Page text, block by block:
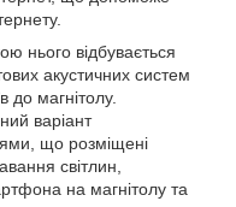
нього відбувається
акустичних систем
до магнітолу.
варіант
що розміщені
світлин,
на магнітолу та